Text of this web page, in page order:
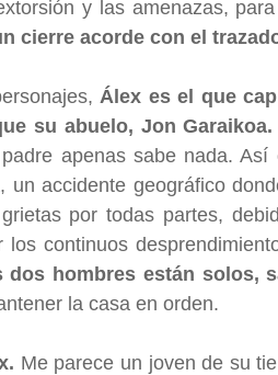
y las amenazas,
cierre acorde con el
Álex es el que
su abuelo, Jon
apenas sabe nada.
un accidente geográfico
por todas partes,
los continuos
dos hombres están solos,
la casa en orden.
Me parece un joven de su